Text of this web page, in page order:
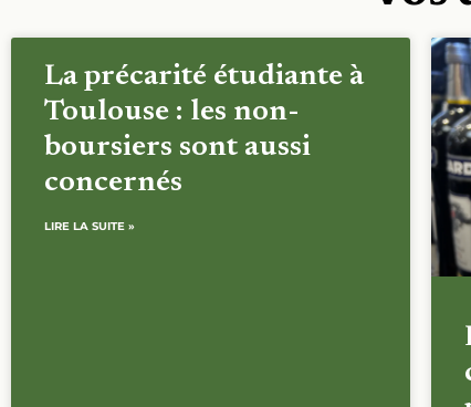
La précarité étudiante à
Toulouse : les non-
boursiers sont aussi
concernés
LIRE LA SUITE »